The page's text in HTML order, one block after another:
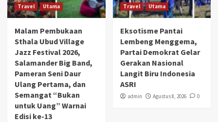
Travel
Utama
Malam Pembukaan
Sthala Ubud Village
Jazz Festival 2026,
Salamander Big Band,
Pameran Seni Daur
Ulang Pertama, dan
Semangat “Bukan
untuk Uang” Warnai
Edisi ke-13
Travel
Utama
Eksotisme Pantai
Lembeng Menggema,
Partai Demokrat Gelar
Gerakan Nasional
Langit Biru Indonesia
ASRI
admin Agustus 8, 2026 0